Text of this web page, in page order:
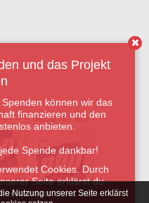
und das Projekt
können wir das
finanzieren und den
anbieten.
Spende dankbar!
Cookies. Durch
Seite erklärst du
dass wir
Nutzung unserer Seite erklärst